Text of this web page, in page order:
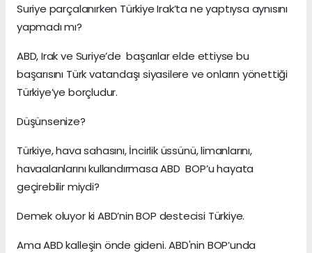
Suriye parçalanırken Türkiye Irak’ta ne yaptıysa aynısını
yapmadı mı?
ABD, Irak ve Suriye’de başarılar elde ettiyse bu
başarısını Türk vatandaşı siyasilere ve onların yönettiği
Türkiye’ye borçludur.
Düşünsenize?
Türkiye, hava sahasını, İncirlik üssünü, limanlarını,
havaalanlarını kullandırmasa ABD BOP’u hayata
geçirebilir miydi?
Demek oluyor ki ABD’nin BOP destecisi Türkiye.
Ama ABD kalleşin önde gideni. ABD'nin BOP’unda